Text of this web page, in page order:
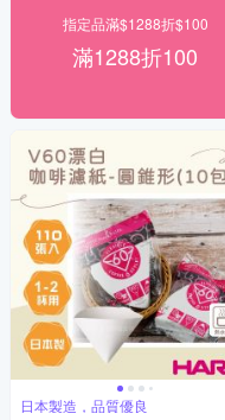
指定品滿$1288折$100
滿1288折100
日本製造，品質優良